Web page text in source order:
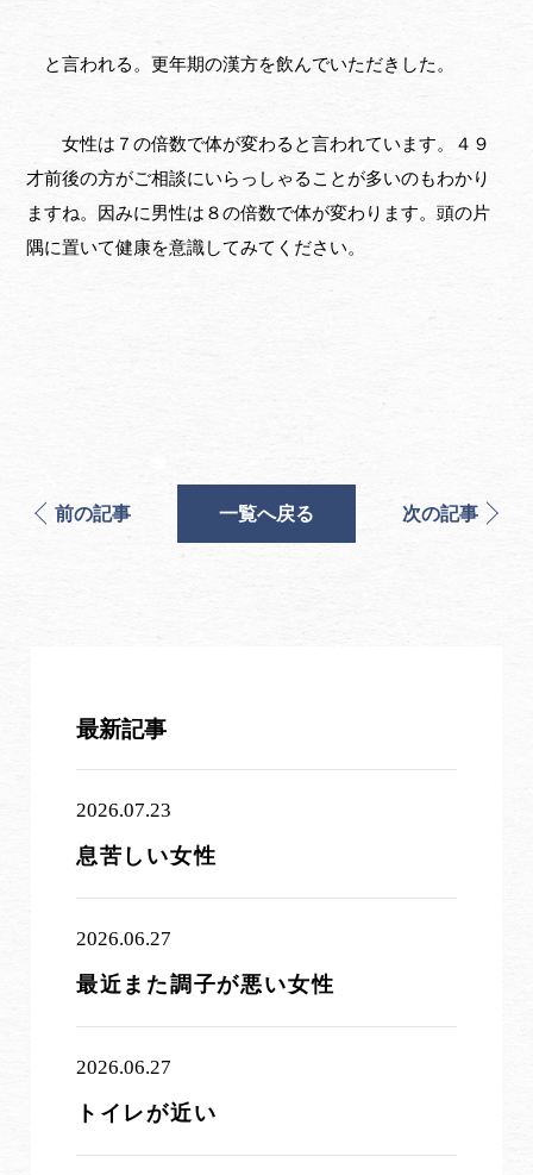
と言われる。更年期の漢方を飲んでいただきした。
女性は７の倍数で体が変わると言われています。４９
才前後の方がご相談にいらっしゃることが多いのもわかり
ますね。因みに男性は８の倍数で体が変わります。頭の片
隅に置いて健康を意識してみてください。
前の記事 一覧へ戻る 次の記事
最新記事
2026.07.23
息苦しい女性
2026.06.27
最近また調子が悪い女性
2026.06.27
トイレが近い